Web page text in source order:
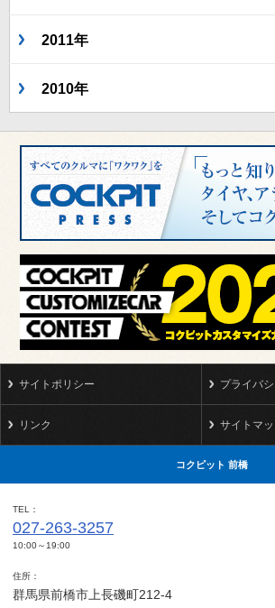
2011年
2010年
サイトポリシー プライバ
リンク サイトマ
コクピット 前橋
TEL
027-263-3257
10:00～19:00
住所
群馬県前橋市上長磯町212-4